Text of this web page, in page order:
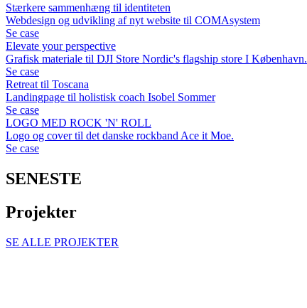
Stærkere sammenhæng til identiteten
Webdesign og udvikling af nyt website til COMAsystem
Se case
Elevate your perspective
Grafisk materiale til DJI Store Nordic's flagship store I København.
Se case
Retreat til Toscana
Landingpage til holistisk coach Isobel Sommer
Se case
LOGO MED ROCK 'N' ROLL
Logo og cover til det danske rockband Ace it Moe.
Se case
SENESTE
Projekter
SE ALLE PROJEKTER